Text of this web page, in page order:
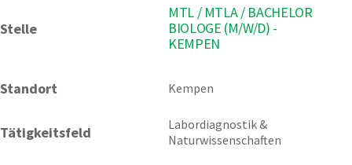
Stelle
MTL / MTLA / BACHELOR
BIOLOGE (M/W/D) -
KEMPEN
Standort Kempen
Tätigkeitsfeld
Labordiagnostik &
Naturwissenschaften